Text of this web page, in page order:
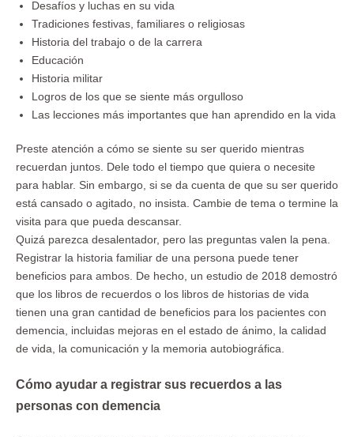
Desafíos y luchas en su vida
Tradiciones festivas, familiares o religiosas
Historia del trabajo o de la carrera
Educación
Historia militar
Logros de los que se siente más orgulloso
Las lecciones más importantes que han aprendido en la vida
Preste atención a cómo se siente su ser querido mientras
recuerdan juntos. Dele todo el tiempo que quiera o necesite
para hablar. Sin embargo, si se da cuenta de que su ser querido
está cansado o agitado, no insista. Cambie de tema o termine la
visita para que pueda descansar.
Quizá parezca desalentador, pero las preguntas valen la pena.
Registrar la historia familiar de una persona puede tener
beneficios para ambos. De hecho, un estudio de 2018 demostró
que los libros de recuerdos o los libros de historias de vida
tienen una gran cantidad de beneficios para los pacientes con
demencia, incluidas mejoras en el estado de ánimo, la calidad
de vida, la comunicación y la memoria autobiográfica.
Cómo ayudar a registrar sus recuerdos a las
personas con demencia